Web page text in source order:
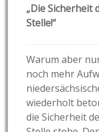
„Die Sicherheit
Stelle!“
Warum aber
noch mehr
wiederholt
die Sicherheit